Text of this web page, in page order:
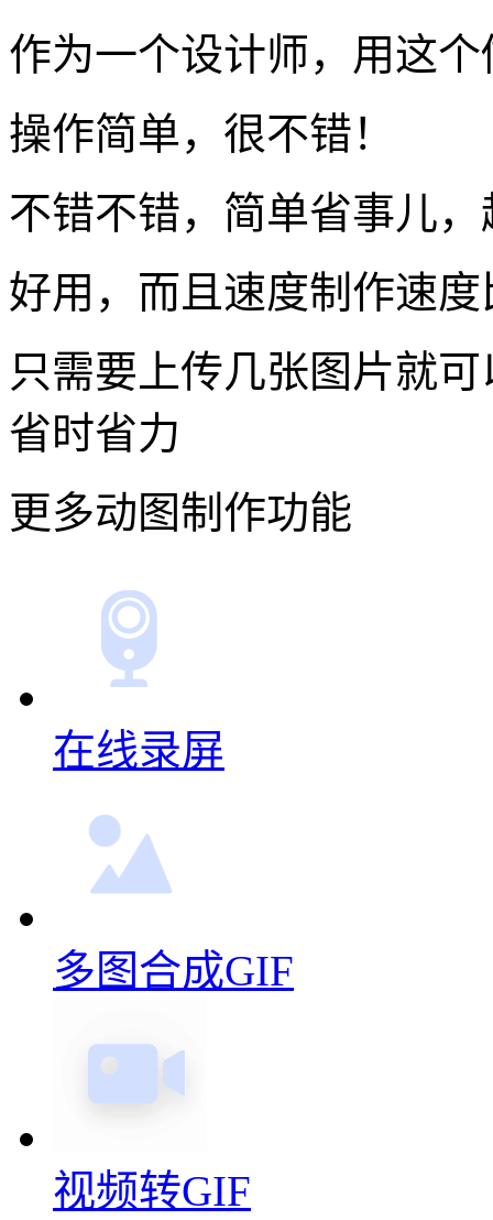
作为一个设计师，用这
操作简单，很不错！
不错不错，简单省事儿
好用，而且速度制作速
只需要上传几张图片就
省时省力
更多动图制作功能
在线录屏
多图合成GIF
视频转GIF